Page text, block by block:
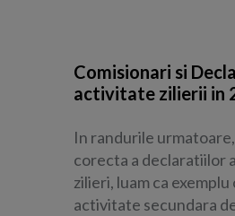
Comisionari si
activitate zilierii in
In randurile
corecta a
zilieri, luam ca
activitate secundara